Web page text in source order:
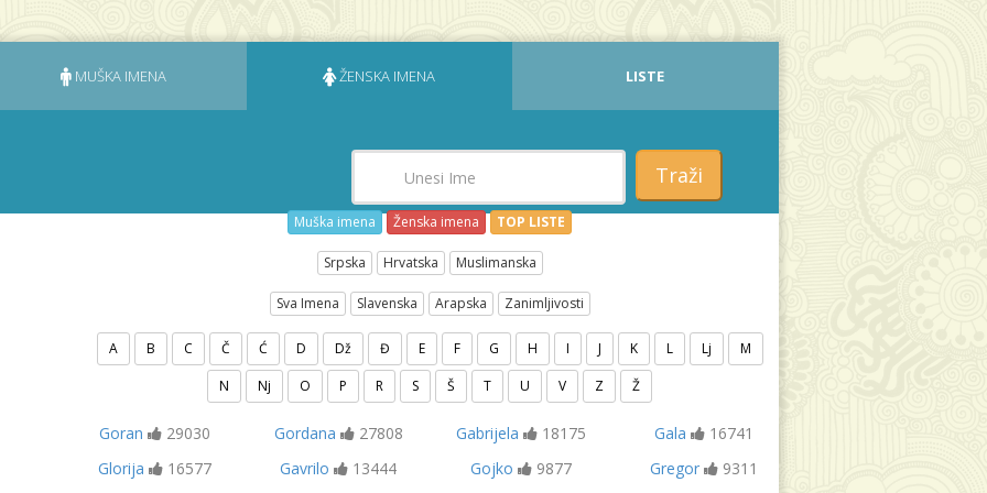
MUŠKA IMENA ŽENSKA IMENA LISTE
Traži
Muška imena Ženska imena TOP LISTE
Srpska Hrvatska Muslimanska
Sva Imena Slavenska Arapska Zanimljivosti
A B C Č Ć D Dž Đ E F G H I J K L Lj
M
N
Nj O P R S Š T U V Z Ž
Goran 29030 Gordana 27808 Gabrijela 18175 Gala
16741
Glorija
16577 Gavrilo 13444 Gojko 9877 Gregor
9311